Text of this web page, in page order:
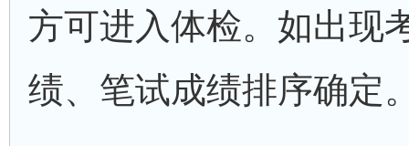
方可进入体检。如出现
绩、笔试成绩排序确定